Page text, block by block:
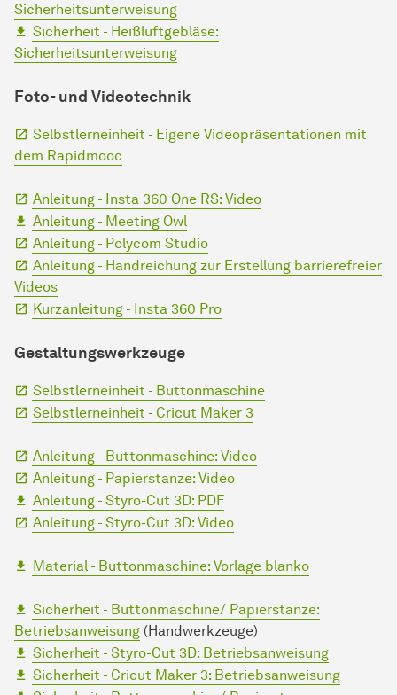
Sicherheitsunterweisung
Sicherheit - Heißluftgebläse:
Sicherheitsunterweisung
Foto- und Videotechnik
Selbstlerneinheit - Eigene Videopräsentationen mit
dem Rapidmooc
Anleitung - Insta 360 One RS: Video
Anleitung - Meeting Owl
Anleitung - Polycom Studio
Anleitung - Handreichung zur Erstellung barrierefreier
Videos
Kurzanleitung - Insta 360 Pro
Gestaltungswerkzeuge
Selbstlerneinheit - Buttonmaschine
Selbstlerneinheit - Cricut Maker 3
Anleitung - Buttonmaschine: Video
Anleitung - Papierstanze: Video
Anleitung - Styro-Cut 3D: PDF
Anleitung - Styro-Cut 3D: Video
Material - Buttonmaschine: Vorlage blanko
Sicherheit - Buttonmaschine/ Papierstanze:
Betriebsanweisung (Handwerkzeuge)
Sicherheit - Styro-Cut 3D: Betriebsanweisung
Sicherheit - Cricut Maker 3: Betriebsanweisung